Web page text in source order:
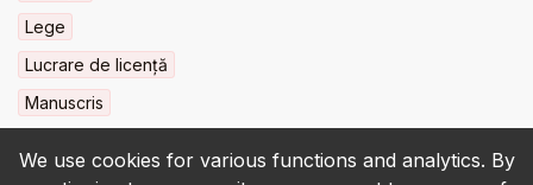
We use cookies for various functions and analytics. By
Lege
Lucrare de licență
Manuscris